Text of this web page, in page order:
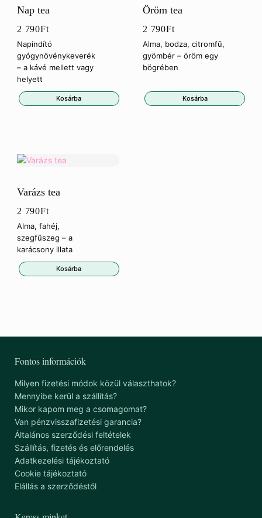
Nap tea
2 790Ft
Napindító
gyógynövénykeverék
– a kávé mellett vagy
helyett
Kosárba
Öröm tea
2 790Ft
Alma, bodza, citromfű,
gyömbér – öröm egy
bögrében
Kosárba
Varázs tea
2 790Ft
Alma, fahéj,
szegfűszeg – a
karácsony illata
Kosárba
Fontos információk
Milyen fizetési módok közül választhatok?
Mennyibe kerül a szállítás?
Mikor kapom meg a csomagomat?
Van pénzvisszafizetési garancia?
Általános szerződési feltételek
Szállítás, fizetés és előrendelés
Adatkezelési tájékoztató
Cookie tájékoztató
Elállás a szerződéstől